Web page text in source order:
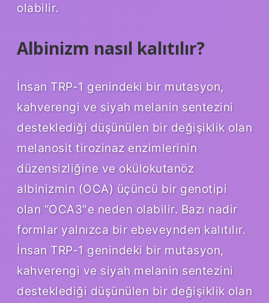
olabilir.
Albinizm nasıl kalıtılır?
İnsan TRP-1 genindeki bir mutasyon,
kahverengi ve siyah melanin sentezini
desteklediği düşünülen bir değişiklik olan
melanosit tirozinaz enzimlerinin
düzensizliğine ve okülokutanöz
albinizmin (OCA) üçüncü bir genotipi
olan “OCA3″e neden olabilir. Bazı nadir
formlar yalnızca bir ebeveynden kalıtılır.
İnsan TRP-1 genindeki bir mutasyon,
kahverengi ve siyah melanin sentezini
desteklediği düşünülen bir değişiklik olan